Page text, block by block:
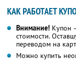
КАК РАБОТАЕТ
Внимание! Купон
стоимости.
переводом на
Можно купить